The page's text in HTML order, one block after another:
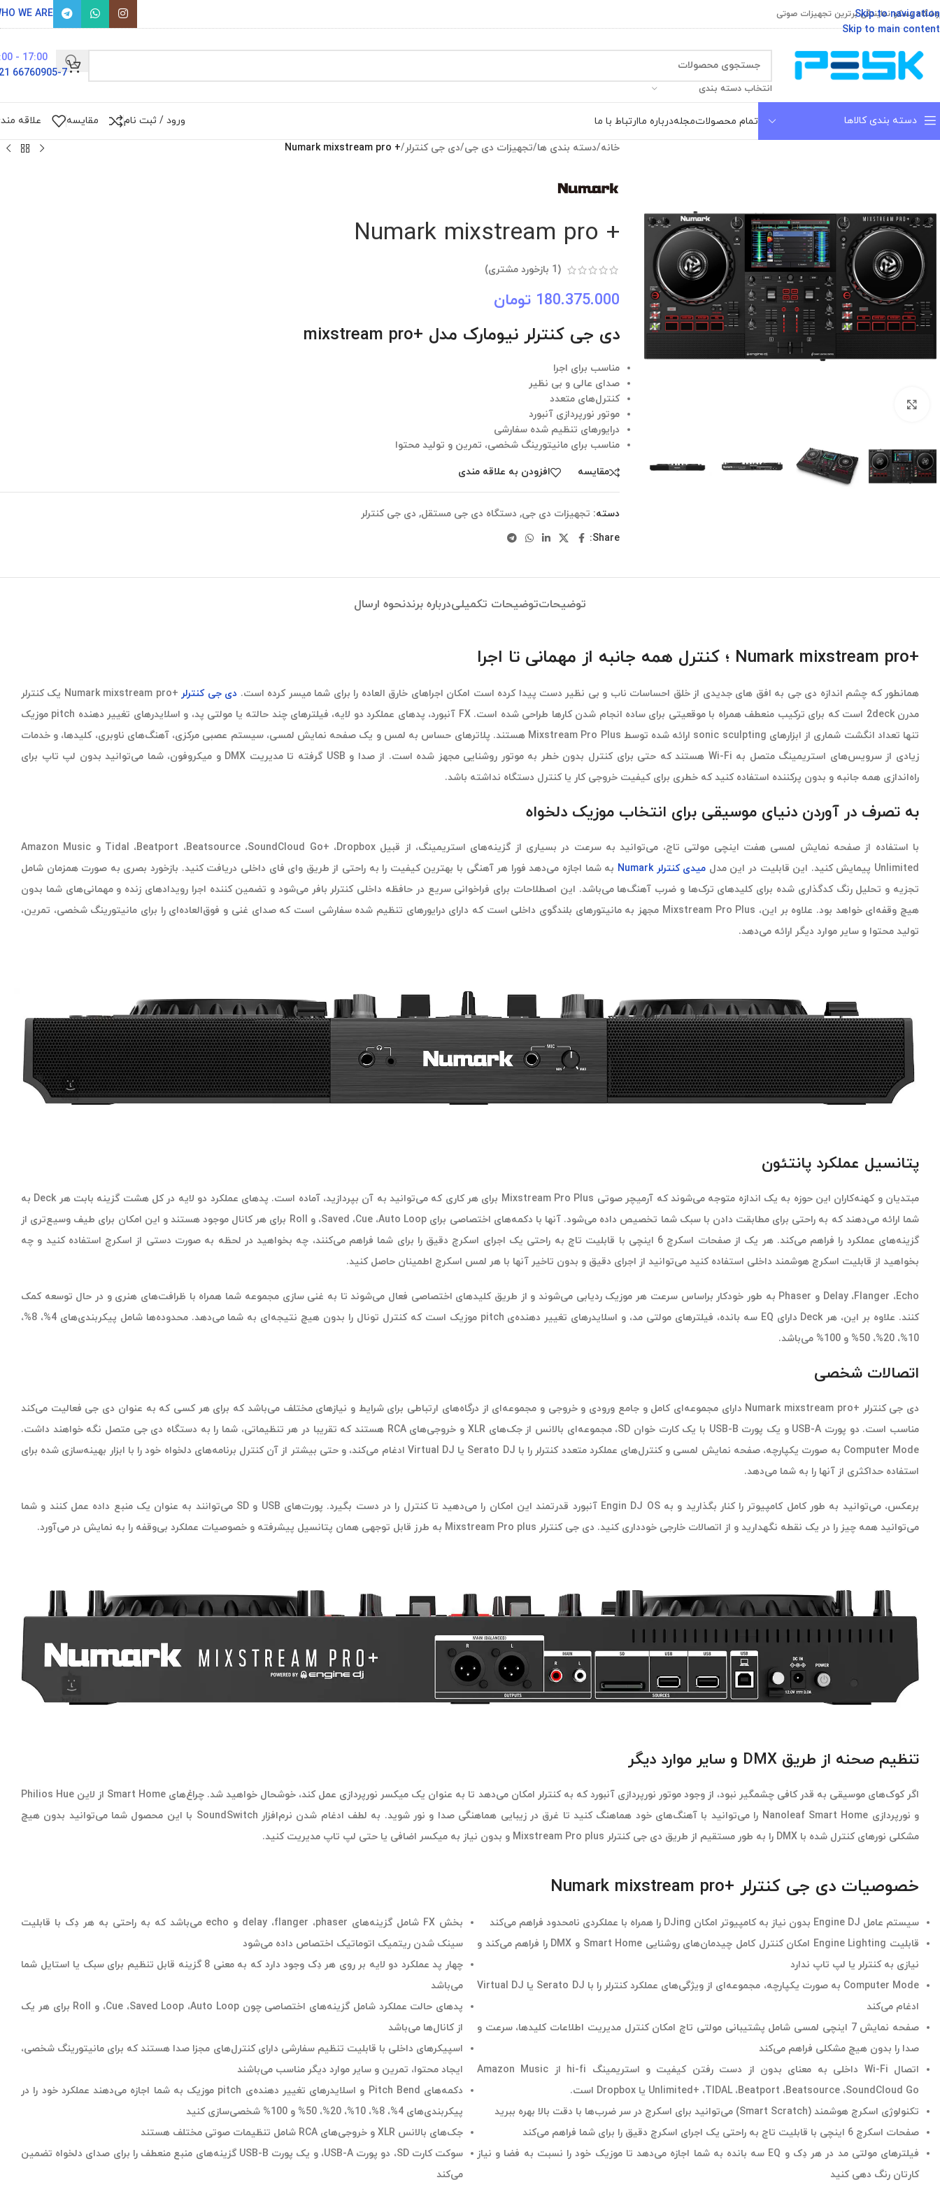
Skip to navigation
Skip to main content
پسکو نمایندگی برترین تجهیزات صوتی WE ARE
انتخاب دسته بندی
17:00 - 9:00
66760905-7 021
دسته بندی کالاها تمام محصولاتمجلهدرباره ماارتباط با ما ورود / ثبت نام مقایسه علاقه
خانه/دسته بندی ها/تجهیزات دی جی/دی جی کنترلر/
+ Numark mixstream pro
+ Numark mixstream pro
(
1 بازخورد مشتری)
180.375.000 تومان
دی جی کنترلر نیومارک مدل +mixstream pro
مناسب برای اجرا
صدای عالی و بی نظیر
کنترل‌های متعدد
موتور نورپردازی آنبورد
درایورهای تنظیم شده سفارشی
مناسب برای مانیتورینگ شخصی، تمرین و تولید محتوا
مقایسه افزودن به علاقه مندی
دسته: تجهیزات دی جی, دستگاه دی جی مستقل, دی جی کنترلر
Share:
توضیحاتتوضیحات تکمیلیدرباره برندنحوه ارسال
+Numark mixstream pro ؛ کنترل همه جانبه از مهمانی تا اجرا
همانطور که چشم اندازه دی جی به افق های جدیدی از خلق احساسات ناب و بی نظیر دست پیدا کرده است امکان اجراهای خارق العاده را برای شما میسر کرده است. دی جی کنترلر
+Numark mixstream pro یک کنترلر
مدرن 2deck است که برای ترکیب منعطف همراه با موقعیتی برای ساده انجام شدن کارها طراحی شده است. FX آنبورد، پدهای عملکرد دو لایه، فیلترهای چند حالته یا مولتی پد، و اسلایدرهای تغییر دهنده pitch موزیک
تنها تعداد انگشت شماری از ابزارهای sonic sculpting ارائه شده توسط Mixstream Pro Plus هستند. پلاترهای حساس به لمس و یک صفحه نمایش لمسی، سیستم عصبی مرکزی، آهنگ‌های ناوبری، کلیدها، و خدمات
زیادی از سرویس‌های استریمینگ متصل به Wi-Fi هستند که حتی برای کنترل بدون خطر به موتور روشنایی مجهز شده است. از صدا و USB گرفته تا مدیریت DMX و میکروفون، شما می‌توانید بدون لپ تاپ برای
راه‌اندازی همه جانبه و بدون پرکننده استفاده کنید که خطری برای کیفیت خروجی کار یا کنترل دستگاه نداشته باشد.
به تصرف در آوردن دنیای موسیقی برای انتخاب موزیک دلخواه
با استفاده از صفحه نمایش لمسی هفت اینچی مولتی تاچ، می‌توانید به سرعت در بسیاری از گزینه‌های استریمینگ، از قبیل Tidal ،Beatport ،Beatsource ،SoundCloud Go+ ،Dropbox و Amazon Music
Unlimited پیمایش کنید. این قابلیت در این مدل
میدی کنترلر Numark به شما اجازه می‌دهد فورا هر آهنگی با بهترین کیفیت را به راحتی از طریق وای فای داخلی دریافت کنید. بازخورد بصری به صورت همزمان شامل
تجزیه و تحلیل رنگ کدگذاری شده برای کلیدهای ترک‌ها و ضرب آهنگ‌ها می‌باشد. این اصطلاحات برای فراخوانی سریع در حافظه داخلی کنترلر بافر می‌شود و تضمین کننده اجرا رویدادهای زنده و مهمانی‌های شما بدون
هیچ وقفه‌ای خواهد بود. علاوه بر این، Mixstream Pro Plus مجهز به مانیتورهای بلندگوی داخلی است که دارای درایورهای تنظیم شده سفارشی است که صدای غنی و فوق‌العاده‌ای را برای مانیتورینگ شخصی، تمرین،
تولید محتوا و سایر موارد دیگر ارائه می‌دهد.
پتانسیل عملکرد پانتئون
مبتدیان و کهنه‌کاران این حوزه به یک اندازه متوجه می‌شوند که آرمیچر صوتی Mixstream Pro Plus برای هر کاری که می‌توانید به آن بپردازید، آماده است. پدهای عملکرد دو لایه در کل هشت گزینه بابت هر Deck به
شما ارائه می‌دهند که به راحتی برای مطابقت دادن با سبک شما تخصیص داده می‌شود. آنها با دکمه‌های اختصاصی برای Saved ،Cue ،Auto Loop، و Roll برای هر کانال موجود هستند و این امکان برای طیف وسیع‌تری از
گزینه‌های عملکرد را فراهم می‌کند. هر یک از صفحات اسکرچ 6 اینچی با قابلیت تاچ به راحتی یک اجرای اسکرچ دقیق را برای شما فراهم می‌کنند، چه بخواهید در لحظه به صورت دستی از اسکرچ استفاده کنید و چه
بخواهید از قابلیت اسکرچ هوشمند داخلی استفاده کنید می‌توانید از اجرای دقیق و بدون تاخیر آنها با هر لمس اسکرچ اطمینان حاصل کنید.
Delay ،Flanger ،Echo و Phaser به طور خودکار براساس سرعت هر موزیک ردیابی می‌شوند و از طریق کلیدهای اختصاصی فعال می‌شوند تا به غنی سازی مجموعه شما همراه با ظرافت‌های هنری و در حال توسعه کمک
کنند. علاوه بر این، هر Deck دارای EQ سه بانده، فیلترهای مولتی مد، و اسلایدرهای تغییر دهنده‌ی pitch موزیک است که کنترل تونال را بدون هیچ نتیجه‌ای به شما می‌دهد. محدوده‌ها شامل پیکربندی‌های 4%، 8%،
10%، 20%، 50% و 100% می‌باشد.
اتصالات شخصی
دی جی کنترلر +Numark mixstream pro دارای مجموعه‌ای کامل و جامع ورودی و خروجی و مجموعه‌ای از درگاه‌های ارتباطی برای شرایط و نیازهای مختلف می‌باشد که برای هر کسی که به عنوان دی جی فعالیت می‌کند
مناسب است. دو پورت USB-A و یک پورت USB-B با یک کارت خوان SD، مجموعه‌ای بالانس از جک‌های XLR و خروجی‌های RCA هستند که تقریبا در هر تنظیماتی، شما را به دستگاه دی جی متصل نگه خواهند داشت.
Computer Mode به صورت یکپارچه، صفحه نمایش لمسی و کنترل‌های عملکرد متعدد کنترلر را با Serato DJ یا Virtual DJ ادغام می‌کند، و حتی بیشتر از آن کنترل برنامه‌های دلخواه خود را با ابزار بهینه‌سازی شده برای
استفاده حداکثری از آنها را به شما می‌دهد.
برعکس، می‌توانید به طور کامل کامپیوتر را کنار بگذارید و به Engin DJ OS آنبورد قدرتمند این امکان را می‌دهید تا کنترل را در دست بگیرد. پورت‌های USB و SD می‌توانند به عنوان یک منبع داده عمل کنند و شما
می‌توانید همه چیز را در یک نقطه نگهدارید و از اتصالات خارجی خودداری کنید. دی جی کنترلر Mixstream Pro plus به طرز قابل توجهی همان پتانسیل پیشرفته و خصوصیات عملکرد بی‌وقفه را به نمایش در می‌آورد.
تنظیم صحنه از طریق DMX و سایر موارد دیگر
اگر کوک‌های موسیقی به قدر کافی چشمگیر نبود، از وجود موتور نورپردازی آنبورد که به کنترلر امکان می‌دهد تا به عنوان یک میکسر نورپردازی عمل کند، خوشحال خواهید شد. چراغ‌های Smart Home از لاین Philios Hue
و نورپردازی Nanoleaf Smart Home را می‌توانید با آهنگ‌های خود هماهنگ کنید تا غرق در زیبایی هماهنگی صدا و نور شوید. به لطف ادغام شدن نرم‌افزار SoundSwitch با این محصول شما می‌توانید بدون هیچ
مشکلی نورهای کنترل شده با DMX را به طور مستقیم از طریق دی جی کنترلر Mixstream Pro plus و بدون نیاز به میکسر اضافی یا حتی لپ تاپ مدیریت کنید.
خصوصیات دی جی کنترلر +Numark mixstream pro
سیستم عامل Engine DJ بدون نیاز به کامپیوتر امکان DJing را همراه با عملکردی نامحدود فراهم می‌کند
قابلیت Engine Lighting امکان کنترل کامل چیدمان‌های روشنایی Smart Home و DMX را فراهم می‌کند و
نیازی به کنترلر یا لپ تاپ ندارد
Computer Mode به صورت یکپارچه، مجموعه‌ای از ویژگی‌های عملکرد کنترلر را با Serato DJ یا Virtual DJ
ادغام می‌کند
صفحه نمایش 7 اینچی لمسی شامل پشتیبانی مولتی تاچ امکان کنترل مدیریت اطلاعات کلیدها، سرعت و
صدا را بدون هیچ مشکلی فراهم می‌کند
اتصال Wi-Fi داخلی به معنای بدون از دست رفتن کیفیت و استریمینگ hi-fi از Amazon Music
Unlimited+ ،TIDAL ،Beatport ،Beatsource ،SoundCloud Go یا Dropbox است.
تکنولوژی اسکرچ هوشمند (Smart Scratch) می‌توانید برای اسکرچ در سر ضرب‌ها با دقت بالا بهره ببرید
صفحات اسکرچ 6 اینچی با قابلیت تاچ به راحتی یک اجرای اسکرچ دقیق را برای شما فراهم می‌کند
فیلترهای مولتی مد در هر دِک و EQ سه بانده به شما اجازه می‌دهد تا موزیک خود را نسبت به فضا و نیاز
کارتان رنگ دهی کنید
بخش FX شامل گزینه‌های delay ،flanger ،phaser و echo می‌باشد که به راحتی به هر دِک با قابلیت
سینک شدن ریتمیک اتوماتیک اختصاص داده می‌شود
چهار پد عملکرد دو لایه بر روی هر دِک وجود دارد که به معنی 8 گزینه قابل تنظیم برای سبک یا استایل شما
می‌باشد
پدهای حالت عملکرد شامل گزینه‌های اختصاصی چون Cue ،Saved Loop ،Auto Loop، و Roll برای هر یک
از کانال‌ها می‌باشد
اسپیکرهای داخلی با قابلیت تنظیم سفارشی دارای کنترل‌های مجزا صدا هستند که برای مانیتورینگ شخصی،
ایجاد محتوا، تمرین و سایر موارد دیگر مناسب می‌باشند
دکمه‌های Pitch Bend و اسلایدرهای تغییر دهنده‌ی pitch موزیک به شما اجازه می‌دهند عملکرد خود را در
پیکربندی‌های 4%، 8%، 10%، 20%، 50% و 100% شخصی‌سازی کنید
جک‌های بالانس XLR و خروجی‌های RCA شامل تنظیمات صوتی مختلف هستند
سوکت کارت SD، دو پورت USB-A، و یک پورت USB-B گزینه‌های منبع منعطف را برای صدای دلخواه تضمین
می‌کند